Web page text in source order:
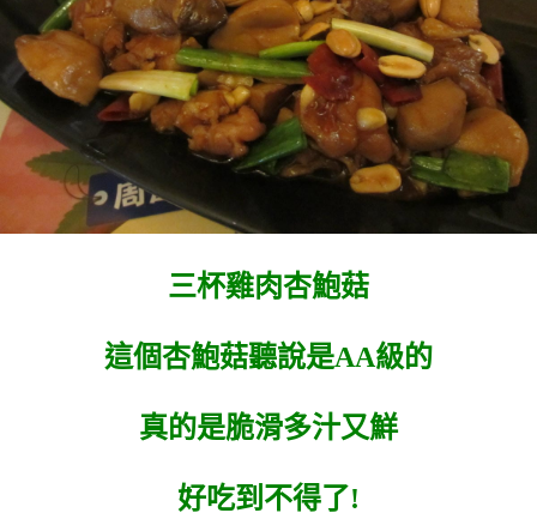
三杯雞肉杏鮑菇
這個杏鮑菇聽說是AA級的
真的是脆滑多汁又鮮
好吃到不得了!